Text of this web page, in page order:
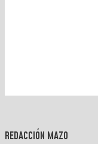
REDACCIÓN MAZO